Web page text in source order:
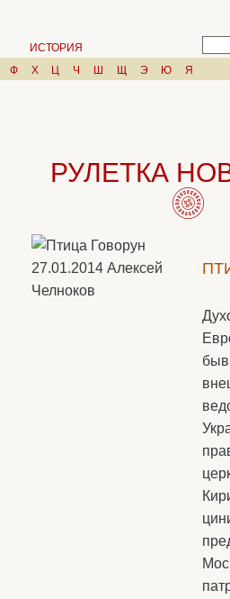
ИСТОРИЯ
Ф Х Ц Ч Ш Щ Э Ю Я
РУЛЕТКА
27.01.2014 Алексей
Челноков